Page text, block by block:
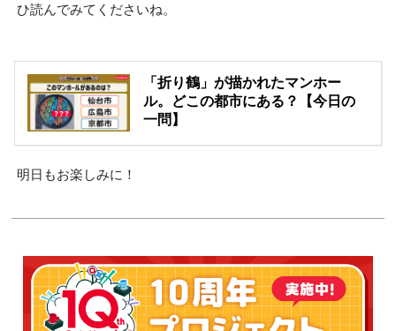
ひ読んでみてくださいね。
「折り鶴」が描かれたマンホー
ル。どこの都市にある？【今日の
一問】
明日もお楽しみに！